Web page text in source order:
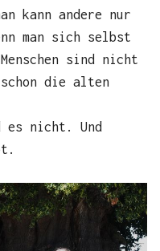
kann andere nur
man sich selbst
sind nicht
die alten
es nicht. Und